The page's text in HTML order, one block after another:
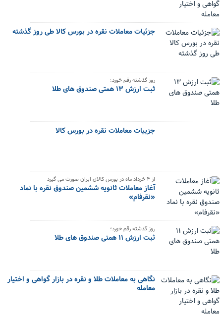
جزئیات معاملات نقره در بورس کالا طی روز گذشته
روز گذشته رقم خورد؛
ثبت ارزش ۱۳ همتی صندوق های طلا
جزییات معاملات نقره در بورس کالا
از ۴ خرداد ماه در بورس کالای ایران صورت می گیرد
آغاز معاملات ثانویه ششمین صندوق نقره با نماد
«نقرفام»
روز گذشته رقم خورد؛
ثبت ارزش ۱۱ همتی صندوق های طلا
نگاهی به معاملات طلا و نقره در بازار گواهی و اختیار
معامله